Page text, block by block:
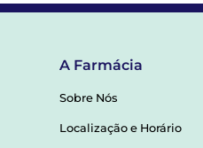
A Farmácia
Sobre Nós
Localização e Horário